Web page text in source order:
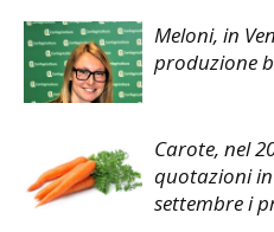
Meloni, in
produzione
Carote, nel
quotazioni
settembre i